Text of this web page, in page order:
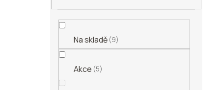
í
Na skladě 9
Akce 5